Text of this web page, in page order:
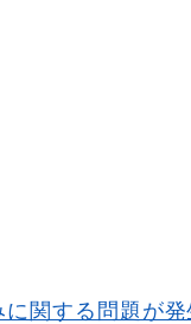
関する問題が発